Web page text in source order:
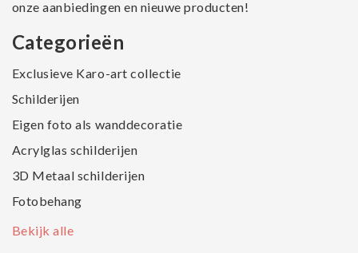
onze aanbiedingen en nieuwe producten!
Categorieën
Exclusieve Karo-art collectie
Schilderijen
Eigen foto als wanddecoratie
Acrylglas schilderijen
3D Metaal schilderijen
Fotobehang
Bekijk alle